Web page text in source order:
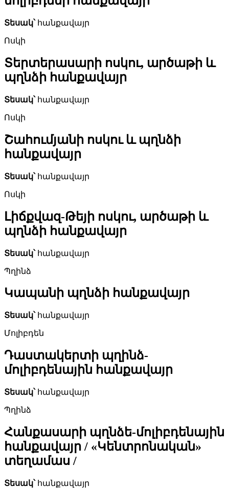
Տեսակ՝հանքավայր
Ոսկի
Տերտերասարի ոսկու, արծաթի և
պղնձի հանքավայր
Տեսակ՝հանքավայր
Ոսկի
Շահումյանի ոսկու և պղնձի
հանքավայր
Տեսակ՝հանքավայր
Ոսկի
Լիճքվազ-Թեյի ոսկու, արծաթի և
պղնձի հանքավայր
Տեսակ՝հանքավայր
Պղինձ
Կապանի պղնձի հանքավայր
Տեսակ՝հանքավայր
Մոլիբդեն
Դաստակերտի պղինձ-
մոլիբդենային հանքավայր
Տեսակ՝հանքավայր
Պղինձ
Հանքասարի պղնձե-մոլիբդենային
հանքավայր / «Կենտրոնական»
տեղամաս /
Տեսակ՝հանքավայր